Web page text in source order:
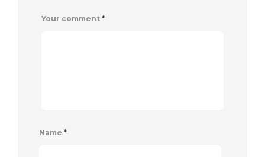
Your comment *
Name *